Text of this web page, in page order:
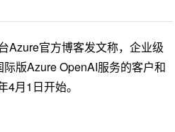
Azure官方博客发文称，企业级
版Azure OpenAI服务的客户和
4月1日开始。